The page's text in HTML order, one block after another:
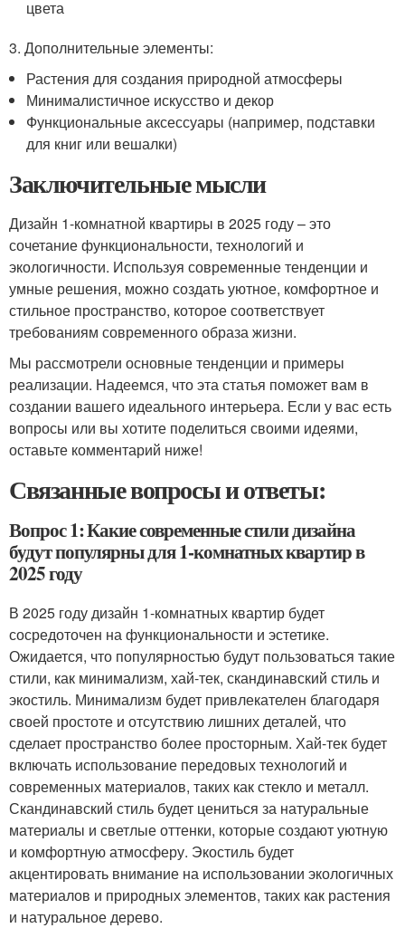
цвета
3. Дополнительные элементы:
Растения для создания природной атмосферы
Минималистичное искусство и декор
Функциональные аксессуары (например, подставки
для книг или вешалки)
Заключительные мысли
Дизайн 1-комнатной квартиры в 2025 году – это
сочетание функциональности, технологий и
экологичности. Используя современные тенденции и
умные решения, можно создать уютное, комфортное и
стильное пространство, которое соответствует
требованиям современного образа жизни.
Мы рассмотрели основные тенденции и примеры
реализации. Надеемся, что эта статья поможет вам в
создании вашего идеального интерьера. Если у вас есть
вопросы или вы хотите поделиться своими идеями,
оставьте комментарий ниже!
Связанные вопросы и ответы:
Вопрос 1: Какие современные стили дизайна
будут популярны для 1-комнатных квартир в
2025 году
В 2025 году дизайн 1-комнатных квартир будет
сосредоточен на функциональности и эстетике.
Ожидается, что популярностью будут пользоваться такие
стили, как минимализм, хай-тек, скандинавский стиль и
экостиль. Минимализм будет привлекателен благодаря
своей простоте и отсутствию лишних деталей, что
сделает пространство более просторным. Хай-тек будет
включать использование передовых технологий и
современных материалов, таких как стекло и металл.
Скандинавский стиль будет цениться за натуральные
материалы и светлые оттенки, которые создают уютную
и комфортную атмосферу. Экостиль будет
акцентировать внимание на использовании экологичных
материалов и природных элементов, таких как растения
и натуральное дерево.